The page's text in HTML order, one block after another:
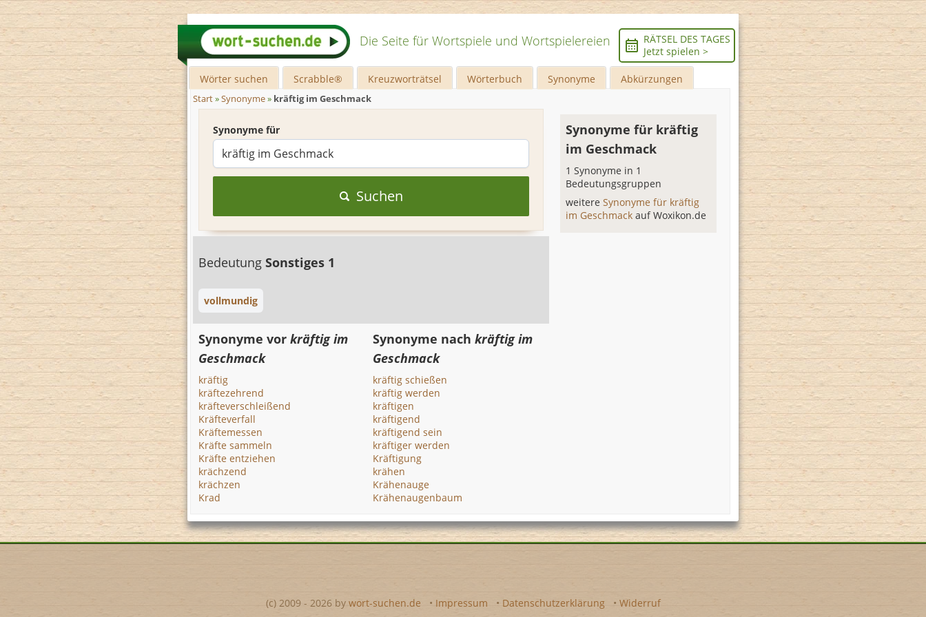
Die Seite für Wortspiele und Wortspielereien
RÄTSEL DES TAGES
Jetzt spielen >
Wörter suchen Scrabble® Kreuzworträtsel Wörterbuch Synonyme Abkürzungen
Start»Synonyme» kräftig im Geschmack
Synonyme für
Suchen
Bedeutung Sonstiges 1
vollmundig
Synonyme für kräftig
im Geschmack
1 Synonyme in 1
Bedeutungsgruppen
weitereSynonyme für kräftig
im Geschmackauf Woxikon.de
Synonyme vor kräftig im
Geschmack
kräftig
kräftezehrend
kräfteverschleißend
Kräfteverfall
Kräftemessen
Kräfte sammeln
Kräfte entziehen
krächzend
krächzen
Krad
Synonyme nachkräftig im
Geschmack
kräftig schießen
kräftig werden
kräftigen
kräftigend
kräftigend sein
kräftiger werden
Kräftigung
krähen
Krähenauge
Krähenaugenbaum
(c) 2009 - 2026 by wort-suchen.de • Impressum • Datenschutzerklärung • Widerruf